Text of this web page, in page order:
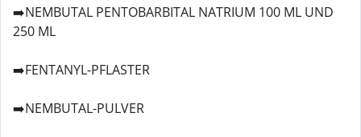
➡️NEMBUTAL PENTOBARBITAL NATRIUM 100 ML UND
250 ML
➡️FENTANYL-PFLASTER
➡️NEMBUTAL-PULVER